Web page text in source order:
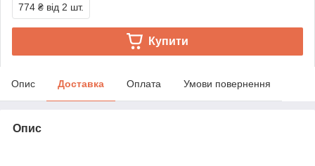
774 ₴ від 2 шт.
Купити
Опис Доставка Оплата Умови повернення
Опис